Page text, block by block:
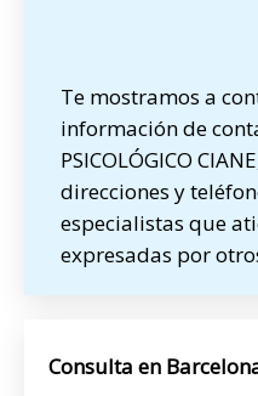
Te mostramos a
información de
PSICOLÓGICO
direcciones y
especialistas que
expresadas por
Consulta en